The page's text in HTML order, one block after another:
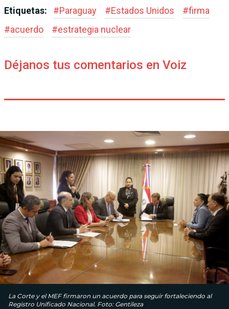
Etiquetas: #Paraguay #Estados Unidos #firma
#acuerdo #estrategia nuclear
Déjanos tus comentarios en Voiz
La Corte y el MEF firmaron un acuerdo para seguir fortaleciendo al
Registro Unificado Nacional. Foto: Gentileza